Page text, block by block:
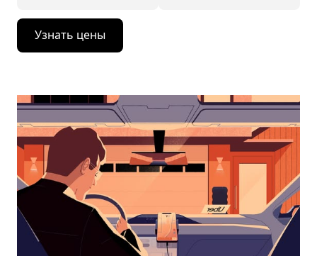
Нажмите
стрелку
вниз,
календарю
выбрать
дату.
Чтобы
закрыть
календарь,
нажмите
Esc.
Узнать цены